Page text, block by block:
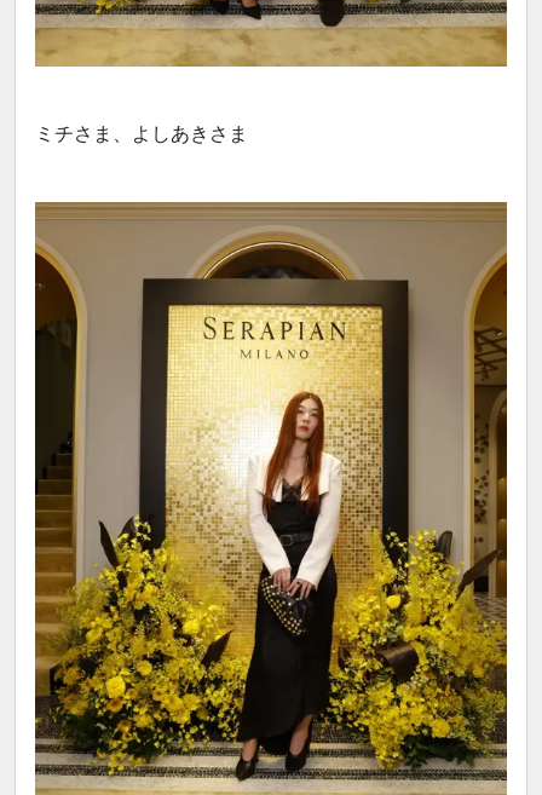
ミチさま、よしあきさま